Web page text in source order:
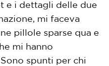
e i dettagli delle due
mi faceva
pillole sparse qua e
mi hanno
spunti per chi